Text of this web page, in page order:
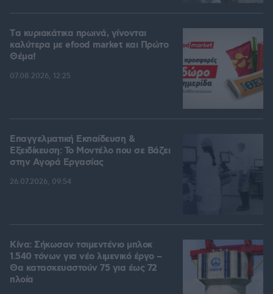
Tα κυριακάτικα πρωινά, γίνονται
καλύτερα με efood market και Πρώτο
Θέμα!
07.08.2026, 12:25
Επαγγελματική Εκπαίδευση &
Εξειδίκευση: Το Mοντέλο που σε Bάζει
στην Aγορά Eργασίας
26.07.2026, 09:54
Κίνα: Σήκωσαν τσιμεντένιο μπλοκ
1.540 τόνων για νέο λιμενικό έργο –
Θα κατασκευαστούν 75 για έως 72
πλοία